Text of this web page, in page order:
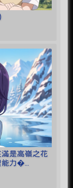
是高嶺之花
力�...